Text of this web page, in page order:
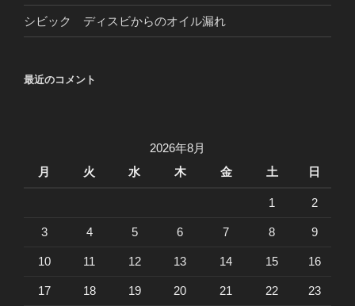
シビック ディスビからのオイル漏れ
最近のコメント
2026年8月
月
火 水 木 金 土 日
1 2
3 4 5 6 7 8 9
10 11 12 13 14 15 16
17 18 19 20 21 22 23